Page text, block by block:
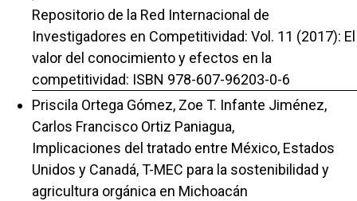
Repositorio de la Red Internacional de
Investigadores en Competitividad: Vol. 11 (2017): El
valor del conocimiento y efectos en la
competitividad: ISBN 978-607-96203-0-6
Priscila Ortega Gómez, Zoe T. Infante Jiménez,
Carlos Francisco Ortiz Paniagua,
Implicaciones del tratado entre México, Estados
Unidos y Canadá, T-MEC para la sostenibilidad y
agricultura orgánica en Michoacán